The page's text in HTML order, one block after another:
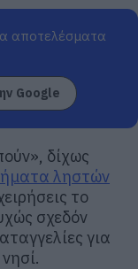
αποτελέσματα
Google
δίχως
ληστών
το
σχεδόν
για